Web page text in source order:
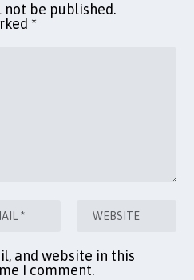
not be published.
*
and website in this
I comment.